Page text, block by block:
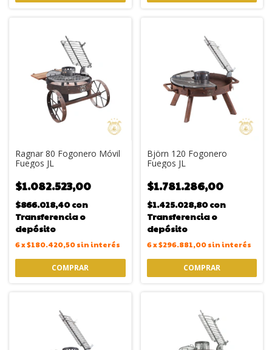
Ragnar 80 Fogonero Móvil
Fuegos JL
$1.082.523,00
$866.018,40con
Transferencia o
depósito
6x$180.420,50sin interés
COMPRAR
Björn 120 Fogonero
Fuegos JL
$1.781.286,00
$1.425.028,80con
Transferencia o
depósito
6x$296.881,00 sin interés
COMPRAR